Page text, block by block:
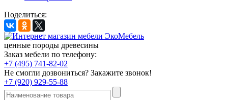
Поделиться:
ценные породы древесины
Заказ мебели по телефону:
+7 (495) 741-82-02
Не смогли дозвониться? Закажите звонок!
+7 (920) 929-55-88